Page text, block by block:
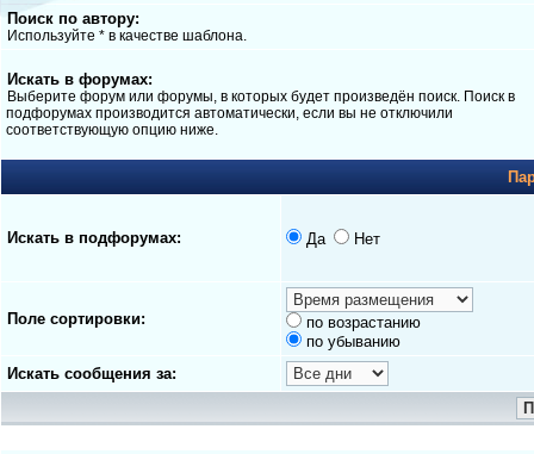
Поиск по автору:
Используйте * в качестве шаблона.
Искать в форумах:
Выберите форум или форумы, в которых будет произведён поиск. Поиск в
подфорумах производится автоматически, если вы не отключили
соответствующую опцию ниже.
Искать в подфорумах: Да Нет
Поле сортировки:
по возрастанию
по убыванию
Искать сообщения за: